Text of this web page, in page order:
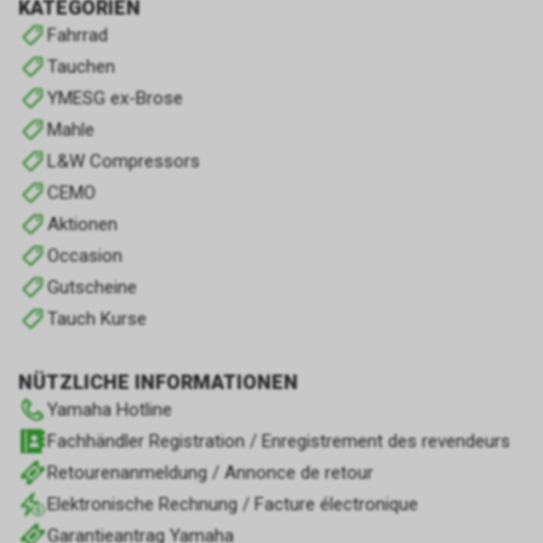
KATEGORIEN
Fahrrad
Tauchen
YMESG ex-Brose
Mahle
L&W Compressors
CEMO
Aktionen
Occasion
Gutscheine
Tauch Kurse
NÜTZLICHE INFORMATIONEN
Yamaha Hotline
Fachhändler Registration / Enregistrement des revendeurs
Retourenanmeldung / Annonce de retour
Elektronische Rechnung / Facture électronique
Garantieantrag Yamaha